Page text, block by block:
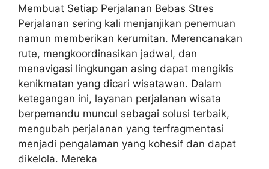
Membuat Setiap Perjalanan Bebas Stres
Perjalanan sering kali menjanjikan penemuan
namun memberikan kerumitan. Merencanakan
rute, mengkoordinasikan jadwal, dan
menavigasi lingkungan asing dapat mengikis
kenikmatan yang dicari wisatawan. Dalam
ketegangan ini, layanan perjalanan wisata
berpemandu muncul sebagai solusi terbaik,
mengubah perjalanan yang terfragmentasi
menjadi pengalaman yang kohesif dan dapat
dikelola. Mereka